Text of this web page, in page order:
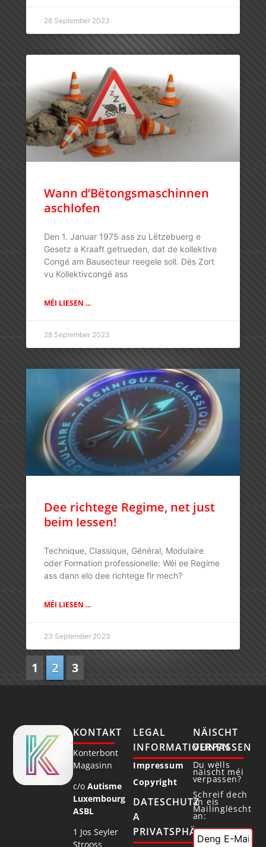
28 September 2023
Wann d’Bëtongsmaschinnen
aschlofen
Den 1. Januar 1975 ass zu Lëtzebuerg e
Gesetz a Kraaft getrueden, dat de kollektive
Congé am Bausecteur reegele soll. Dës Zort
vu Kollektivcongé ass
MÉI LIESEN ...
28 September 2023
Dee richtege Regime, net just
beim Iessen!
Technique, Classique, Général, Modulaire
oder Formation professionelle: Wéi ee Regime
ass dann elo dee richtege fir mech?
MÉI LIESEN ...
23 September 2023
1 2 3
KONTAKT
Konterbont
Magasinn
c/oAutisme
Luxembourg
ASBL
1 Jos Seyler
Strooss
LEGAL
INFORMATIOUNEN
Impressum
Copyright
DATESCHUTZ
A
PRIVATSPHÄR
NÄISCHT
VERPASSEN
Du wëlls
näischt méi
verpassen?
Schreif dech
an eis
Mailinglëscht
an: